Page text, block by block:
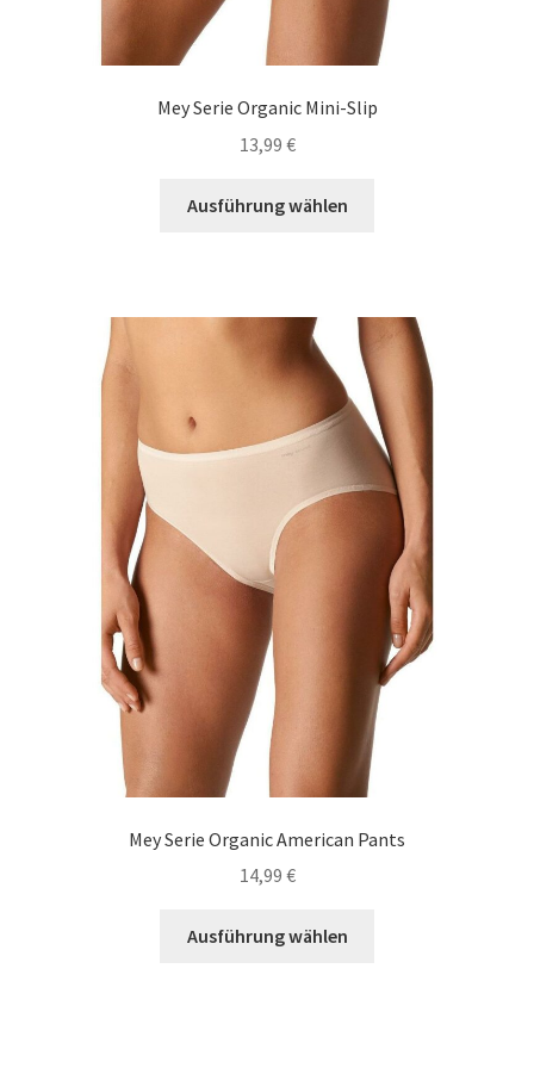
Mey Serie Organic Mini-Slip
13,99 €
Ausführung wählen
auf.
Die
Optionen
können
auf
der
Produktseite
gewählt
werden
Mey Serie Organic American Pants
14,99 €
Ausführung wählen